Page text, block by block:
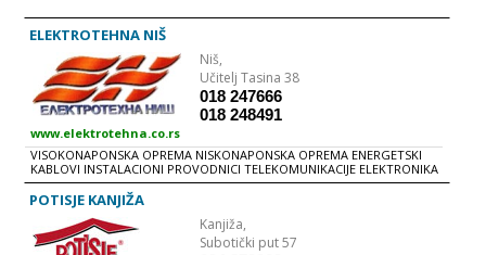
ELEKTROTEHNA NIŠ
Niš,
Učitelj Tasina 38
018 247666
018 248491
www.elektrotehna.co.rs
VISOKONAPONSKA OPREMA NISKONAPONSKA OPREMA ENERGETSKI
KABLOVI INSTALACIONI PROVODNICI TELEKOMUNIKACIJE ELEKTRONIKA
KANCELARIJSKI MATERIJAL SIGURNOSNA OPREMA RESTORANSKA i
UGOSTITELjSKA OPREMA KLIMATIZACIJA i RASHLADNA OPREMA
OPREMANjE RASVETA INSTALACIONI MATERIJAL GRAĐEVINSKI
MATERIJAL BELA TEHNIKA RASHLADNI UREĐAJI KUĆNI APARATI i
OPREMA VISOKONAPONSKA OPREMA TS oprema, betonske i stubne TS
POTISJE KANJIŽA
Kanjiža,
Subotički put 57